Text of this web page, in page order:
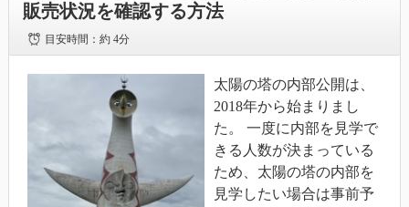
販売状況を確認する方法
目安時間：約 4分
太陽の塔の内部公開は、
2018年から始まりまし
た。 一度に内部を見学で
きる人数が決まっている
ため、太陽の塔の内部を
見学したい場合は事前予